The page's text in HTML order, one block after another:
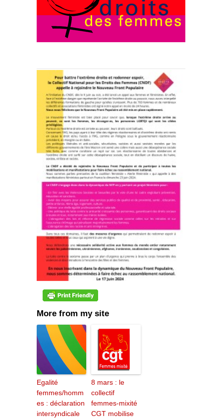
More from my site
Egalité
femmes/homm
es : déclaration
intersyndicale
8 mars : le
collectif
femmes-mixité
CGT mobilise